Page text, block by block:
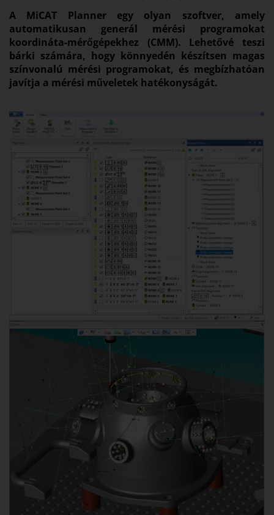
A MiCAT Planner egy olyan szoftver, amely
automatikusan generál mérési programokat
koordináta-mérőgépekhez (CMM). Lehetővé teszi
bárki számára, hogy könnyedén készítsen magas
színvonalú mérési programokat, és megbízhatóan
javítja a mérési műveletek hatékonyságát.